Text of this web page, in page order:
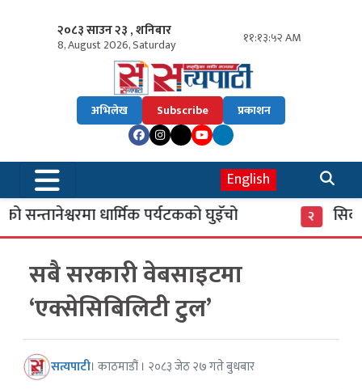
२०८३ साउन २३ , शनिबार
8, August 2026, Saturday ११:१३:५३ AM
अभिलेख Subscribe प्रकाशन
English
धार्मिक पर्यटकको घुइँचो सिकाइ
सबै सरकारी वेबसाइटमा
‘एक्सेसिबिलिटी टुल’
सत्यपाटी। काठमाडौं । २०८३ जेठ २७ गते बुधबार